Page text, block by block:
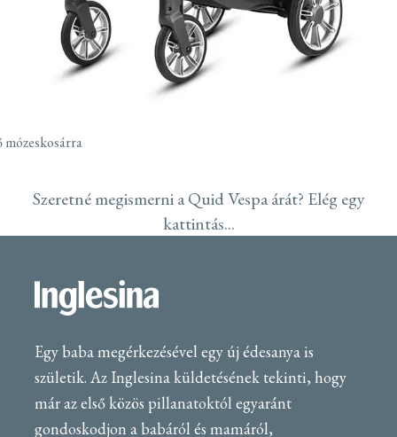
mózeskosárra
Szeretné megismerni a Quid Vespa árát? Elég egy
kattintás...
Egy baba megérkezésével egy új édesanya is
születik. Az Inglesina küldetésének tekinti, hogy
már az első közös pillanatoktól egyaránt
gondoskodjon a babáról és mamáról,